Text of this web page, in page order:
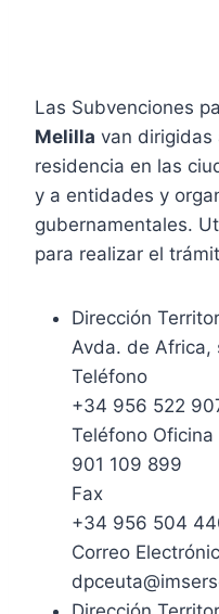
Las Subvenciones
Melilla van dirigidas
residencia en las
y a entidades y
gubernamentales.
para realizar el
Dirección
Avda. de Africa,
Teléfono
+34 956 522
Teléfono
901 109 899
Fax
+34 956 504
Correo